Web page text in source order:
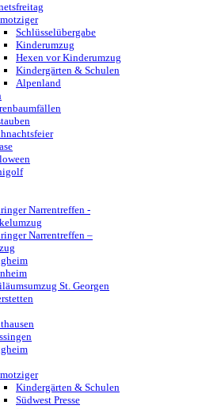
Schlüsselübergabe
Kinderumzug
Hexen vor Kinderumzug
Kindergärten & Schulen
Alpenland
Narrentreffen -
Narrentreffen –
St. Georgen
Kindergärten & Schulen
Südwest Presse